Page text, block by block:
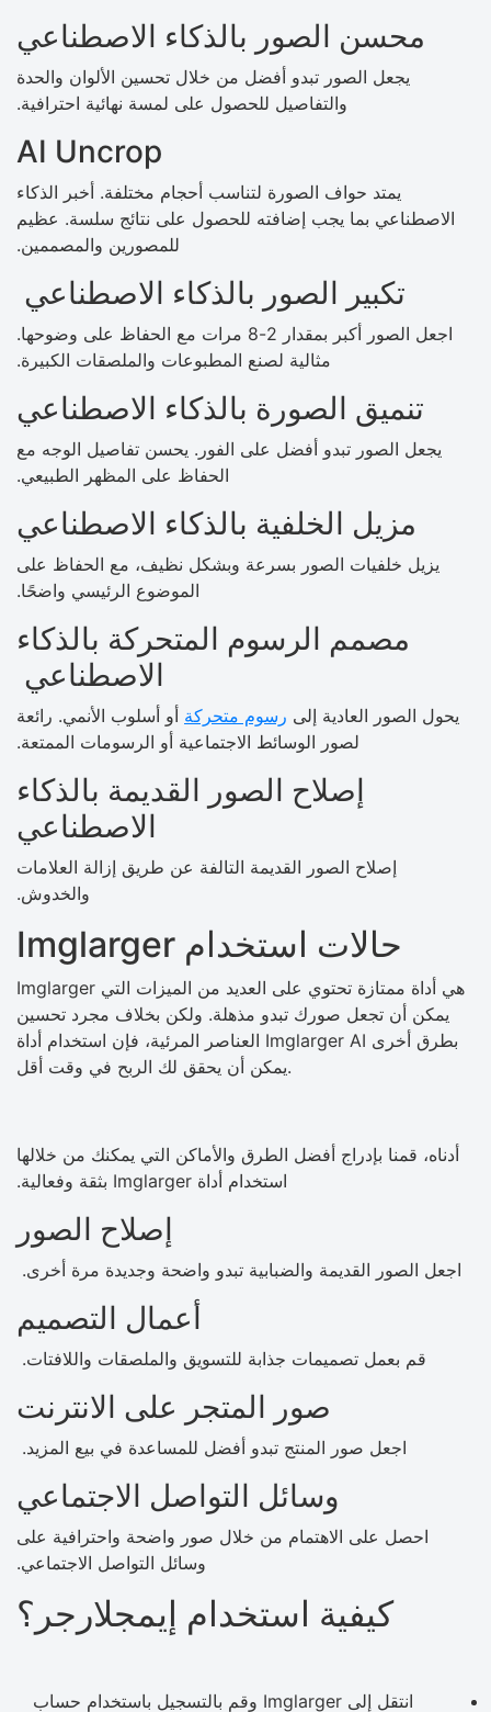
محسن الصور بالذكاء الاصطناعي
يجعل الصور تبدو أفضل من خلال تحسين الألوان والحدة
والتفاصيل للحصول على لمسة نهائية احترافية.
AI Uncrop
يمتد حواف الصورة لتناسب أحجام مختلفة. أخبر الذكاء
الاصطناعي بما يجب إضافته للحصول على نتائج سلسة. عظيم
للمصورين والمصممين.
تكبير الصور بالذكاء الاصطناعي
اجعل الصور أكبر بمقدار 2-8 مرات مع الحفاظ على وضوحها.
مثالية لصنع المطبوعات والملصقات الكبيرة.
تنميق الصورة بالذكاء الاصطناعي
يجعل الصور تبدو أفضل على الفور. يحسن تفاصيل الوجه مع
الحفاظ على المظهر الطبيعي.
مزيل الخلفية بالذكاء الاصطناعي
يزيل خلفيات الصور بسرعة وبشكل نظيف، مع الحفاظ على
الموضوع الرئيسي واضحًا.
مصمم الرسوم المتحركة بالذكاء
الاصطناعي
يحول الصور العادية إلى رسوم متحركة أو أسلوب الأنمي. رائعة
لصور الوسائط الاجتماعية أو الرسومات الممتعة.
إصلاح الصور القديمة بالذكاء
الاصطناعي
إصلاح الصور القديمة التالفة عن طريق إزالة العلامات
والخدوش.
حالات استخدام Imglarger
Imglarger هي أداة ممتازة تحتوي على العديد من الميزات التي
يمكن أن تجعل صورك تبدو مذهلة. ولكن بخلاف مجرد تحسين
العناصر المرئية، فإن استخدام أداة Imglarger AI بطرق أخرى
يمكن أن يحقق لك الربح في وقت أقل.
أدناه، قمنا بإدراج أفضل الطرق والأماكن التي يمكنك من خلالها
استخدام أداة Imglarger بثقة وفعالية.
إصلاح الصور
اجعل الصور القديمة والضبابية تبدو واضحة وجديدة مرة أخرى.
أعمال التصميم
قم بعمل تصميمات جذابة للتسويق والملصقات واللافتات.
صور المتجر على الانترنت
اجعل صور المنتج تبدو أفضل للمساعدة في بيع المزيد.
وسائل التواصل الاجتماعي
احصل على الاهتمام من خلال صور واضحة واحترافية على
وسائل التواصل الاجتماعي.
كيفية استخدام إيمجلارجر؟
انتقل إلى Imglarger وقم بالتسجيل باستخدام حساب